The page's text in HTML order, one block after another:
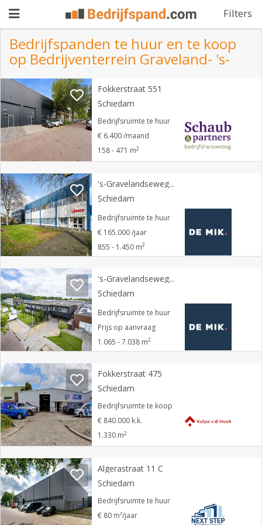
Filters
Pand
aanbieden
Pand
zoeken
Waarom
adverteren
Premium
adverteren
Blog
Registreren
Login
Bedrijfspanden te huur en te koop
op Bedrijventerrein Graveland- 's-
Fokkerstraat 551
Schiedam
Bedrijfsruimte te huur
€ 6.400 /maand
158 - 471 m2
's-Gravelandseweg 371
Schiedam
Bedrijfsruimte te huur
€ 165.000 /jaar
855 - 1.450 m2
's-Gravelandseweg 379
Schiedam
Bedrijfsruimte te huur
Prijs op aanvraag
1.065 - 7.038 m2
Fokkerstraat 475
Schiedam
Bedrijfsruimte te koop
€ 840.000 k.k.
1.330 m2
Algerastraat 11 C
Schiedam
Bedrijfsruimte te huur
€ 80 m²/jaar